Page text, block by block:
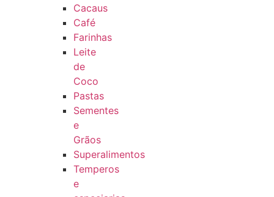
Cacaus
Café
Farinhas
Leite
de
Coco
Pastas
Sementes
e
Grãos
Superalimentos
Temperos
e